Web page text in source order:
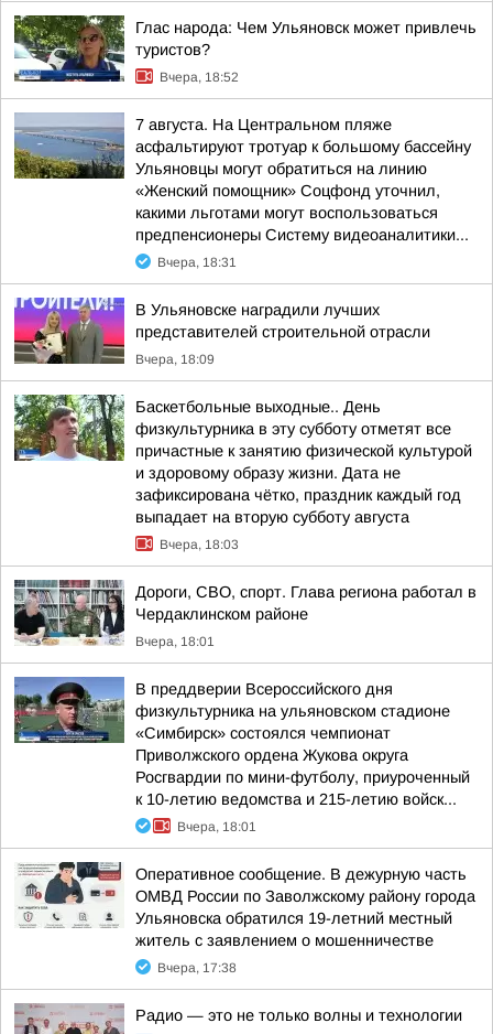
Глас народа: Чем Ульяновск может привлечь
туристов?
Вчера, 18:52
7 августа. На Центральном пляже
асфальтируют тротуар к большому бассейну
Ульяновцы могут обратиться на линию
«Женский помощник» Соцфонд уточнил,
какими льготами могут воспользоваться
предпенсионеры Систему видеоаналитики...
Вчера, 18:31
В Ульяновске наградили лучших
представителей строительной отрасли
Вчера, 18:09
Баскетбольные выходные.. День
физкультурника в эту субботу отметят все
причастные к занятию физической культурой
и здоровому образу жизни. Дата не
зафиксирована чётко, праздник каждый год
выпадает на вторую субботу августа
Вчера, 18:03
Дороги, СВО, спорт. Глава региона работал в
Чердаклинском районе
Вчера, 18:01
В преддверии Всероссийского дня
физкультурника на ульяновском стадионе
«Симбирск» состоялся чемпионат
Приволжского ордена Жукова округа
Росгвардии по мини-футболу, приуроченный
к 10-летию ведомства и 215-летию войск...
Вчера, 18:01
Оперативное сообщение. В дежурную часть
ОМВД России по Заволжскому району города
Ульяновска обратился 19-летний местный
житель с заявлением о мошенничестве
Вчера, 17:38
Радио — это не только волны и технологии